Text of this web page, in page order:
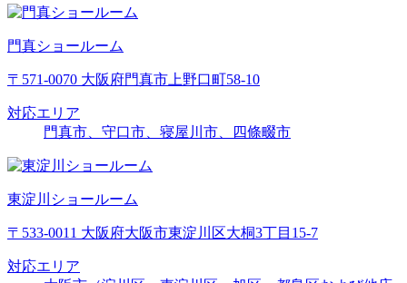
門真ショールーム
〒571-0070 大阪府門真市上野口町58-10
対応エリア
門真市、守口市、寝屋川市、四條畷市
東淀川ショールーム
〒533-0011 大阪府大阪市東淀川区大桐3丁目15-7
対応エリア